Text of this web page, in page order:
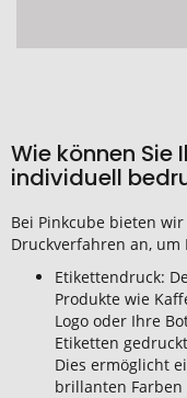
Wie können Sie
individuell
Bei Pinkcube bieten
Druckverfahren an, um
Etikettendruck:
Produkte wie
Logo oder Ihre
Etiketten
Dies ermöglicht
brillanten Farben